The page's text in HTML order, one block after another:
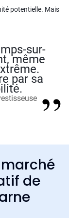
potentielle. Mais
sur-
même
par sa
de